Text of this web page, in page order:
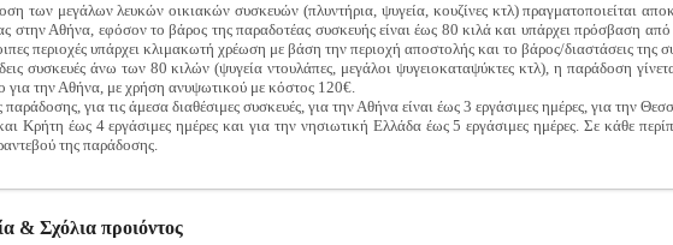
των μεγάλων λευκών οικιακών συσκευών (πλυντήρια, ψυγεία, κουζίνες κτλ) πραγματοποιείται
στην Αθήνα, εφόσον το βάρος της παραδοτέας συσκευής είναι έως 80 κιλά και υπάρχει πρόσβαση
περιοχές υπάρχει κλιμακωτή χρέωση με βάση την περιοχή αποστολής και το βάρος/διαστάσεις της
συσκευές άνω των 80 κιλών (ψυγεία ντουλάπες, μεγάλοι ψυγειοκαταψύκτες κτλ), η παράδοση
για την Αθήνα, με χρήση ανυψωτικού με κόστος 120€.
για τις άμεσα διαθέσιμες συσκευές, για την Αθήνα είναι έως 3 εργάσιμες ημέρες, για την
Κρήτη έως 4 εργάσιμες ημέρες και για την νησιωτική Ελλάδα έως 5 εργάσιμες ημέρες. Σε κάθε
της παράδοσης.
& Σχόλια προιόντος